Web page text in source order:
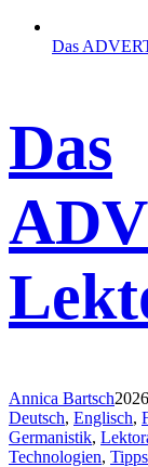
Das
Das
Annica Bartsch
Deutsch, Englisch,
Germanistik,
Technologien, Tipps